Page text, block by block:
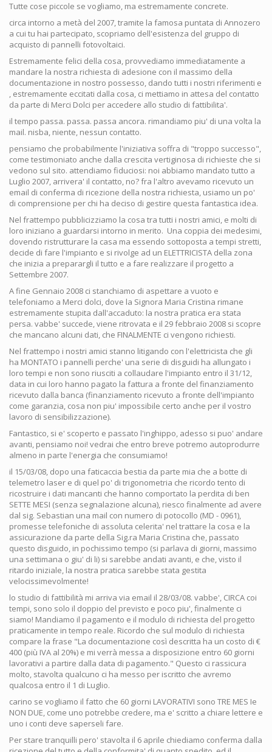
Tutte cose piccole se vogliamo, ma estremamente concrete.
circa intorno a metà del 2007, tramite la famosa puntata di Annozero
a cui tu hai partecipato, scopriamo dell'esistenza del gruppo di
acquisto di pannelli fotovoltaici.
Estremamente felici della cosa, provvediamo immediatamente a
mandare la nostra richiesta di adesione con il massimo della
documentazione in nostro possesso, dando tutti i nostri riferimenti e
, estremamente eccitati dalla cosa, ci mettiamo in attesa del contatto
da parte di Merci Dolci per accedere allo studio di fattibilita'.
il tempo passa. passa. passa ancora. rimandiamo piu' di una volta la
mail. nisba, niente, nessun contatto.
pensiamo che probabilmente l'iniziativa soffra di "troppo successo",
come testimoniato anche dalla crescita vertiginosa di richieste che si
vedono sul sito. attendiamo fiduciosi: noi abbiamo mandato tutto a
Luglio 2007, arrivera' il contatto, no? fra l'altro avevamo ricevuto un
email di conferma di ricezione della nostra richiesta, usiamo un po'
di comprensione per chi ha deciso di gestire questa fantastica idea.
Nel frattempo pubblicizziamo la cosa tra tutti i nostri amici, e molti di
loro iniziano a guardarsi intorno in merito. Una coppia dei medesimi,
dovendo ristrutturare la casa ma essendo sottoposta a tempi stretti,
decide di fare l'impianto e si rivolge ad un ELETTRICISTA della zona
che inizia a preparargli il tutto e a fare realizzare il progetto a
Settembre 2007.
A fine Gennaio 2008 ci stanchiamo di aspettare a vuoto e
telefoniamo a Merci dolci, dove la Signora Maria Cristina rimane
estremamente stupita dall'accaduto: la nostra pratica era stata
persa. vabbe' succede, viene ritrovata e il 29 febbraio 2008 si scopre
che mancano alcuni dati, che FINALMENTE ci vengono richiesti.
Nel frattempo i nostri amici stanno litigando con l'elettricista che gli
ha MONTATO i pannelli perche' una serie di disguidi ha allungato i
loro tempi e non sono riusciti a collaudare l'impianto entro il 31/12,
data in cui loro hanno pagato la fattura a fronte del finanziamento
ricevuto dalla banca (finanziamento ricevuto a fronte dell'impianto
come garanzia, cosa non piu' impossibile certo anche per il vostro
lavoro di sensibilizzazione).
Fantastico, si e' scoperto e passato l'inghippo, adesso si puo' andare
avanti, pensiamo noi! vedrai che entro breve potremo autoprodurre
almeno in parte l'energia che consumiamo!
il 15/03/08, dopo una faticaccia bestia da parte mia che a botte di
telemetro laser e di quel po' di trigonometria che ricordo tento di
ricostruire i dati mancanti che hanno comportato la perdita di ben
SETTE MESI (senza segnalazione alcuna), riesco finalmente ad avere
dal sig. Sebastian una mail con numero di potocollo (MD - 0961),
promesse telefoniche di assoluta celerita' nel trattare la cosa e la
assicurazione da parte della Sig.ra Maria Cristina che, passato
questo disguido, in pochissimo tempo (si parlava di giorni, massimo
una settimana o giu' di li) si sarebbe andati avanti, e che, visto il
ritardo iniziale, la nostra pratica sarebbe stata gestita
velocissimevolmente!
lo studio di fattibilità mi arriva via email il 28/03/08. vabbe', CIRCA coi
tempi, sono solo il doppio del previsto e poco piu', finalmente ci
siamo! Mandiamo il pagamento e il modulo di richiesta del progetto
praticamente in tempo reale. Ricordo che sul modulo di richiesta
compare la frase "La documentazione così descritta ha un costo di €
400 (più IVA al 20%) e mi verrà messa a disposizione entro 60 giorni
lavorativi a partire dalla data di pagamento." Questo ci rassicura
molto, stavolta qualcuno ci ha messo per iscritto che avremo
qualcosa entro il 1 di Luglio.
carino se vogliamo il fatto che 60 giorni LAVORATIVI sono TRE MES Ie
NON DUE, come uno potrebbe credere, ma e' scritto a chiare lettere e
uno i conti deve saperseli fare.
Per stare tranquilli pero' stavolta il 6 aprile chiediamo conferma dalla